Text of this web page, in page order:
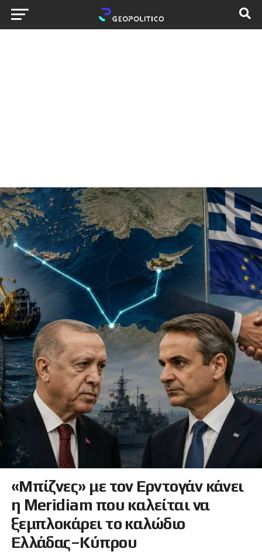
«Μπίζνες» με τον Ερντογάν κάνει
η Meridiam που καλείται να
ξεμπλοκάρει το καλώδιο
Ελλάδας–Κύπρου